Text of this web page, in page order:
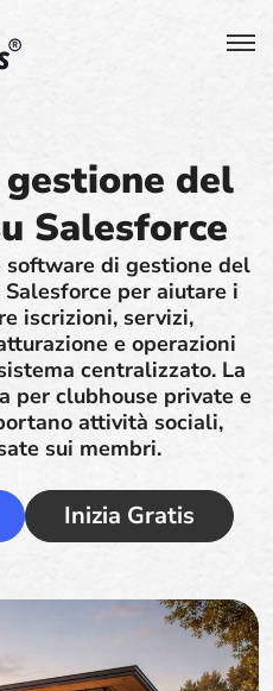
del
Salesforce
di gestione del
per aiutare i
iscrizioni, servizi,
e operazioni
centralizzato. La
per clubhouse private e
attività sociali,
sui membri.
Inizia Gratis